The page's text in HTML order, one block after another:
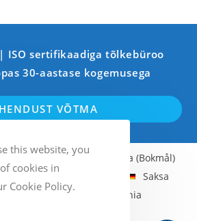
| ISO sertifikaadiga tõlkebüroo
30-aastase kogemusega
VÕTMA
Soome
Norra (Bokmål)
Leedu
Saksa
Hispaania
this website, you
cookies in
Cookie Policy.